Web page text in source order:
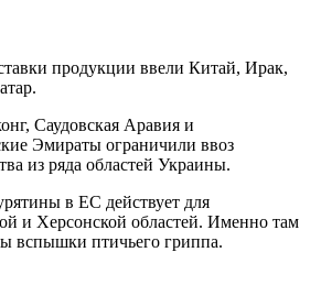
продукции ввели Китай, Ирак,
Саудовская Аравия и
Эмираты ограничили ввоз
из ряда областей Украины.
в ЕС действует для
и Херсонской областей. Именно там
вспышки птичьего гриппа.